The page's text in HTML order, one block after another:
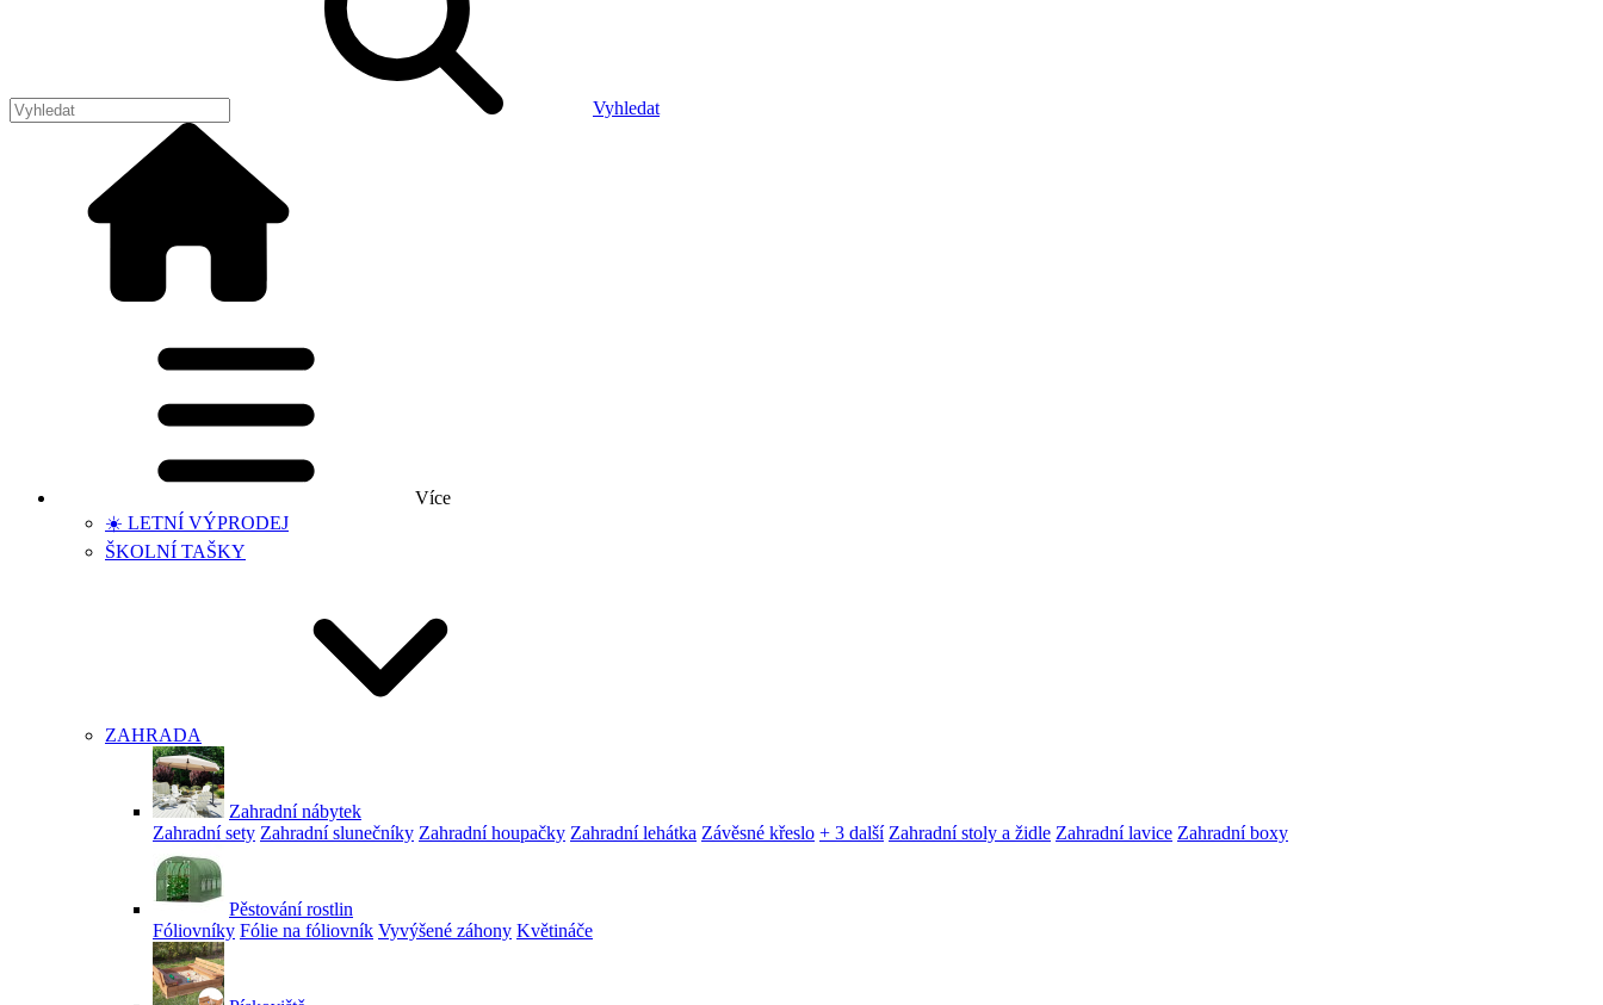
Vyhledat
Více
☀️ LETNÍ VÝPRODEJ
ŠKOLNÍ TAŠKY
ZAHRADA
Zahradní nábytek
Zahradní sety Zahradní slunečníky Zahradní houpačky Zahradní lehátka Závěsné křeslo + 3 další Zahradní stoly a židle Zahradní lavice Zahradní boxy
Pěstování rostlin
Fóliovníky Fólie na fóliovník Vyvýšené záhony Květináče